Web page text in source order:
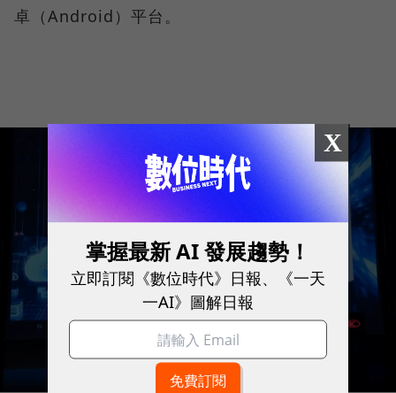
卓（Android）平台。
X
掌握最新 AI 發展趨勢！
立即訂閱《數位時代》日報、《一天
一AI》圖解日報